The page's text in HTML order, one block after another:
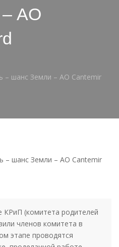
AO
– шанс Земли – AO Cantemir
КРиП (комитета родителей
членов комитета в
этапе проводятся